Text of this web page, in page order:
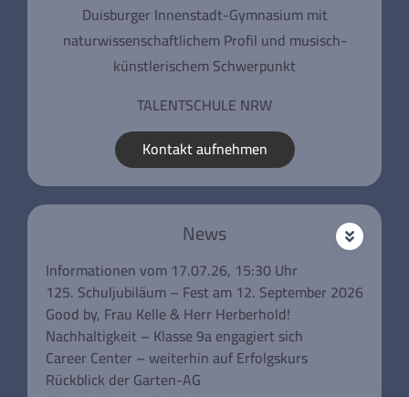
Duisburger Innenstadt-Gymnasium mit
naturwissenschaftlichem Profil und musisch-
künstlerischem Schwerpunkt
TALENTSCHULE NRW
Kontakt aufnehmen
News
Informationen vom 17.07.26, 15:30 Uhr
125. Schuljubiläum – Fest am 12. September 2026
Good by, Frau Kelle & Herr Herberhold!
Nachhaltigkeit – Klasse 9a engagiert sich
Career Center – weiterhin auf Erfolgskurs
Rückblick der Garten-AG